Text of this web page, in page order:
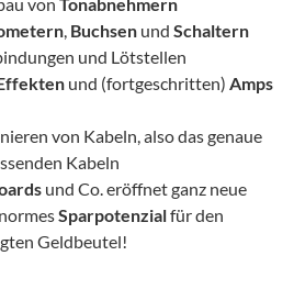
Buchsen und Schaltern
und Lötstellen
und (fortgeschritten) Amps
von Kabeln, also das genaue
Kabeln
und Co. eröffnet ganz neue
Sparpotenzialfür den
Geldbeutel!